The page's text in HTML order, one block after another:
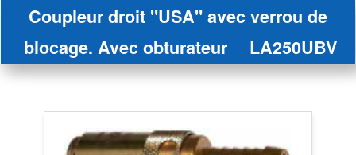
Coupleur droit "USA" avec verrou de
blocage. Avec obturateur
LA250UBV